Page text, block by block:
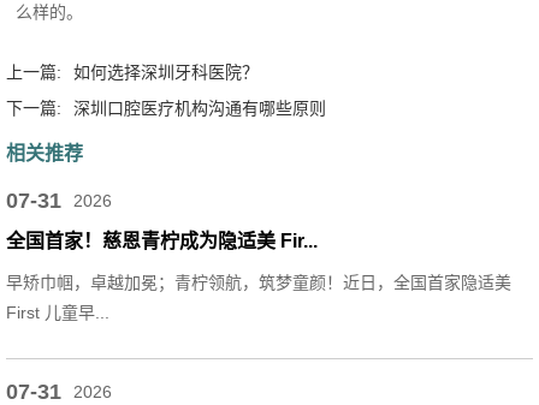
么样的。
上一篇:
如何选择深圳牙科医院？
下一篇:
深圳口腔医疗机构沟通有哪些原则
相关推荐
07-31 2026
全国首家！慈恩青柠成为隐适美 Fir...
早矫巾帼，卓越加冕；青柠领航，筑梦童颜！近日，全国首家隐适美
First 儿童早...
07-31 2026